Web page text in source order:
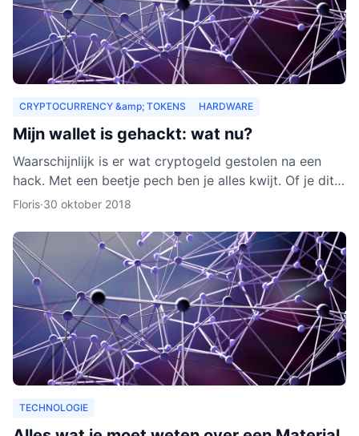
CRYPTOCURRENCY &amp; TOKENS HARDWARE
Mijn wallet is gehackt: wat nu?
Waarschijnlijk is er wat cryptogeld gestolen na een
hack. Met een beetje pech ben je alles kwijt. Of je dit
nog terug kunt krijgen, leggen we je uit in dit arti
Floris·30 oktober 2018
TECHNOLOGIE